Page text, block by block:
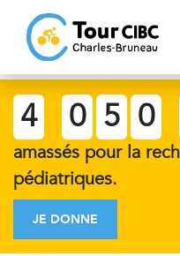
4 0 5 0
amassés pour la
pédiatriques.
JE DONNE